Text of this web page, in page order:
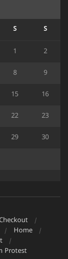
S S
1 2
8 9
15 16
22 23
29 30
Home
Protest